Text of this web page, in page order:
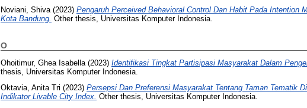
Noviani, Shiva (2023) Pengaruh Perceived Behavioral Control Dan Habit Pada Intention
Kota Bandung. Other thesis, Universitas Komputer Indonesia.
O
Ohoitimur, Ghea Isabella (2023) Identifikasi Tingkat Partisipasi Masyarakat Dalam
thesis, Universitas Komputer Indonesia.
Oktavia, Anita Tri (2023) Persepsi Dan Preferensi Masyarakat Tentang Taman Tematik
Indikator Livable City Index. Other thesis, Universitas Komputer Indonesia.